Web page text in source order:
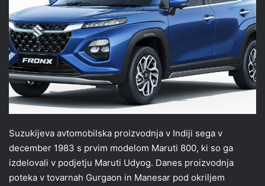
Suzukijeva avtomobilska proizvodnja v Indiji sega v
december 1983 s prvim modelom Maruti 800, ki so ga
izdelovali v podjetju Maruti Udyog. Danes proizvodnja
poteka v tovarnah Gurgaon in Manesar pod okriljem